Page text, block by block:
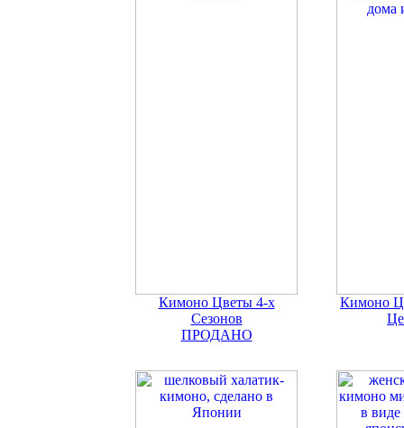
Кимоно Цветы 4-х
Сезонов
ПРОДАНО
Кимоно